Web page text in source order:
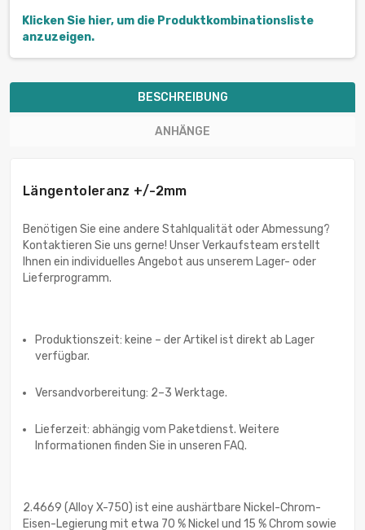
Klicken Sie hier, um die Produktkombinationsliste
anzuzeigen.
BESCHREIBUNG
ANHÄNGE
Längentoleranz +/-2mm
Benötigen Sie eine andere Stahlqualität oder Abmessung?
Kontaktieren Sie uns gerne! Unser Verkaufsteam erstellt
Ihnen ein individuelles Angebot aus unserem Lager- oder
Lieferprogramm.
Produktionszeit: keine – der Artikel ist direkt ab Lager
verfügbar.
Versandvorbereitung: 2–3 Werktage.
Lieferzeit: abhängig vom Paketdienst. Weitere
Informationen finden Sie in unseren FAQ.
2.4669 (Alloy X-750) ist eine aushärtbare Nickel-Chrom-
Eisen-Legierung mit etwa 70 % Nickel und 15 % Chrom sowie